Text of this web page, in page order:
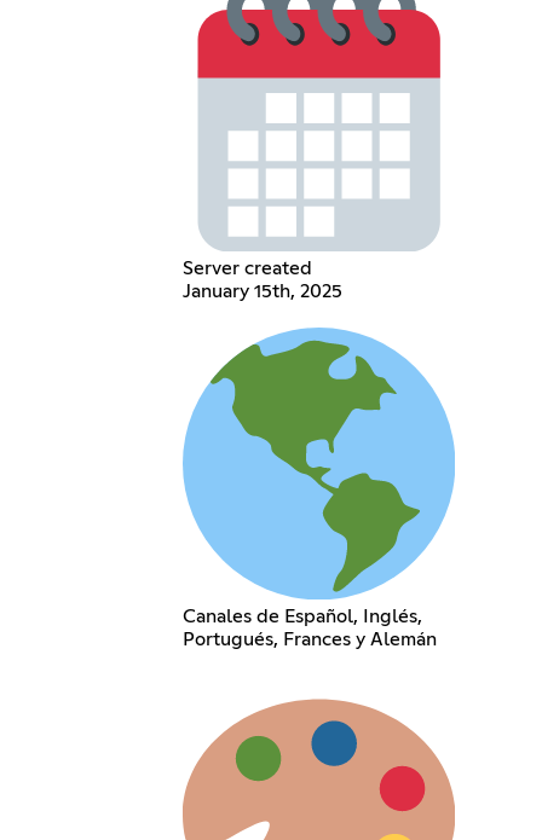
Server created
January 15th, 2025
Canales de Español, Inglés,
Portugués, Frances y Alemán